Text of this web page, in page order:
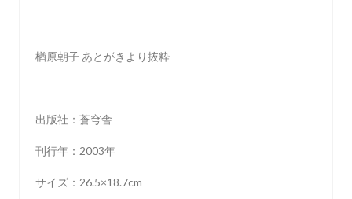
楢原朝子 あとがきより抜粋
出版社：蒼穹舎
刊行年：2003年
サイズ：26.5×18.7cm